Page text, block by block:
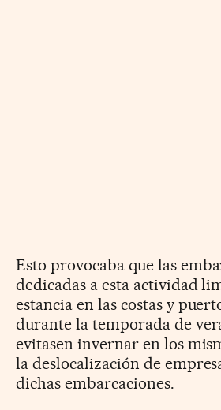
Esto provocaba que las
dedicadas a esta actividad
estancia en las costas y
durante la temporada de
evitasen invernar en los
la deslocalización de
dichas embarcaciones.